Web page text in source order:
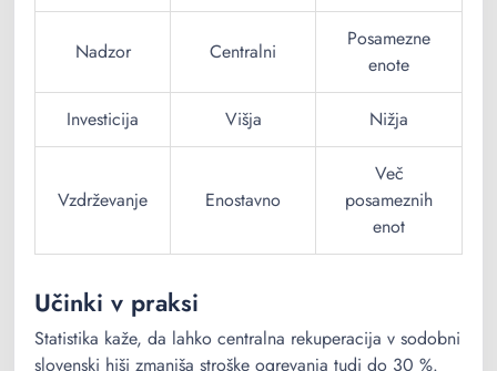
Nadzor Centralni
Posamezne
enote
Investicija Višja Nižja
Vzdrževanje Enostavno
Več
posameznih
enot
Učinki v praksi
Statistika kaže, da lahko centralna rekuperacija v sodobni
slovenski hiši zmanjša stroške ogrevanja tudi do 30 %.